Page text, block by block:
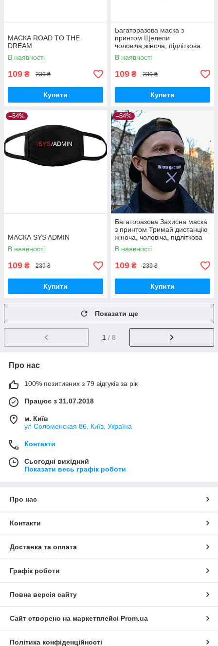
МАСКА ROAD TO THE
DREAM
В наявності
109 ₴ 239 ₴
Купити
Багаторазова маска з
принтом Щелепи
чоловіча,жіноча, підліткова
В наявності
109 ₴ 239 ₴
Купити
–54%
МАСКА SYS ADMIN
В наявності
109 ₴ 239 ₴
Купити
–54%
Багаторазова Захисна маска
з принтом Тримай дистанцію
жіноча, чоловіча, підліткова
Бавовна Трикотаж
В наявності
109 ₴ 239 ₴
Купити
Показати ще
1 / 8
Про нас
100% позитивних з 79 відгуків за рік
Працює з 31.07.2018
м. Київ
ул Соломенская 86, Київ, Україна
Контакти
Сьогодні вихідний
Показати весь графік роботи
Про нас
Контакти
Доставка та оплата
Графік роботи
Повна версія сайту
Сайт створено на маркетплейсі Prom.ua
Політика конфіденційності